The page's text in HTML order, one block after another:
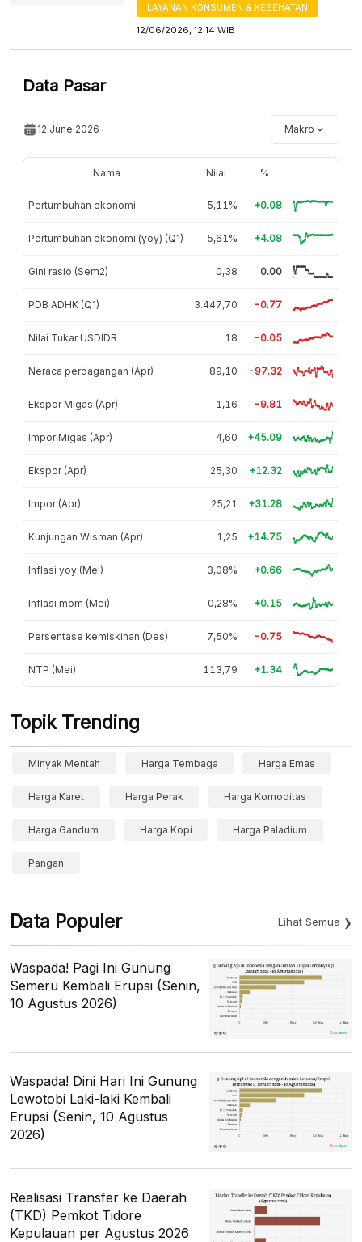
LAYANAN KONSUMEN & KESEHATAN
12/06/2026, 12:14 WIB
Data Pasar
12 June 2026 Makro
Nama Nilai %
Pertumbuhan ekonomi 5,11% +0.08
Pertumbuhan ekonomi (yoy) (Q1) 5,61% +4.08
Gini rasio (Sem2) 0,38 0.00
PDB ADHK (Q1) 3.447,70 -0.77
Nilai Tukar USDIDR 18 -0.05
Neraca perdagangan (Apr) 89,10 -97.32
Ekspor Migas (Apr) 1,16 -9.81
Impor Migas (Apr) 4,60 +45.09
Ekspor (Apr) 25,30 +12.32
Impor (Apr) 25,21 +31.28
Kunjungan Wisman (Apr) 1,25 +14.75
Inflasi yoy (Mei) 3,08% +0.66
Inflasi mom (Mei) 0,28% +0.15
Persentase kemiskinan (Des) 7,50% -0.75
NTP (Mei) 113,79 +1.34
Topik Trending
Minyak Mentah Harga Tembaga Harga Emas
Harga Karet Harga Perak Harga Komoditas
Harga Gandum Harga Kopi Harga Paladium
Pangan
Data Populer Lihat Semua
Waspada! Pagi Ini Gunung
Semeru Kembali Erupsi (Senin,
10 Agustus 2026)
Waspada! Dini Hari Ini Gunung
Lewotobi Laki-laki Kembali
Erupsi (Senin, 10 Agustus
2026)
Realisasi Transfer ke Daerah
(TKD) Pemkot Tidore
Kepulauan per Agustus 2026